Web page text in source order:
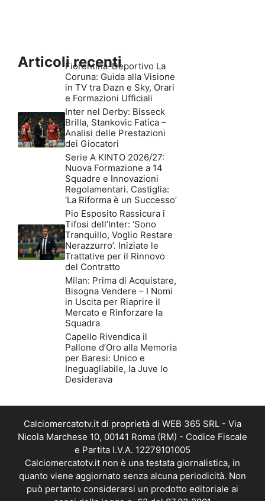
Articoli recenti
Fiorentina-Deportivo La
Coruna: Guida alla Visione
in TV tra Dazn e Sky, Orari
e Formazioni Ufficiali
Inter nel Derby: Bisseck
Brilla, Stankovic Fatica –
Analisi delle Prestazioni
dei Giocatori
Serie A KINTO 2026/27:
Nuova Formazione a 14
Squadre e Innovazioni
Regolamentari. Castiglia:
‘La Riforma è un Successo’
Pio Esposito Rassicura i
Tifosi dell’Inter: ‘Sono
Tranquillo, Voglio Restare
Nerazzurro’. Iniziate le
Trattative per il Rinnovo
del Contratto
Milan: Prima di Acquistare,
Bisogna Vendere – I Nomi
in Uscita per Riaprire il
Mercato e Rinforzare la
Squadra
Capello Rivendica il
Pallone d’Oro alla Memoria
per Baresi: Unico e
Ineguagliabile, la Juve lo
Desiderava
Calciomercatotv.it di proprietà di WEB 365 SRL - Via
Nicola Marchese 10, 00141 Roma (RM) - Codice Fiscale
e Partita I.V.A. 12279101005
Calciomercatotv.it non è una testata giornalistica, in
quanto viene aggiornato senza alcuna periodicità. Non
può pertanto considerarsi un prodotto editoriale ai